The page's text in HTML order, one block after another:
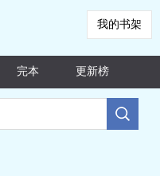
我的书架
完本 更新榜